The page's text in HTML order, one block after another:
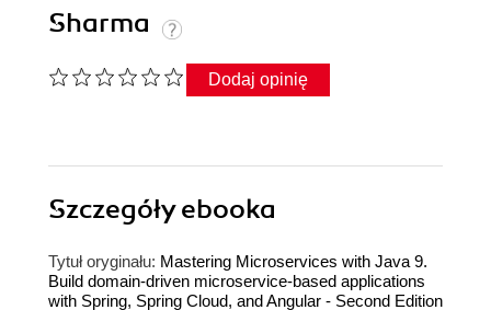
Sharma
Dodaj opinię
Szczegółyebooka
Tytuł oryginału: Mastering Microservices with Java 9.
Build domain-driven microservice-based applications
with Spring, Spring Cloud, and Angular - Second Edition